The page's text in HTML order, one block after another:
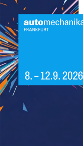
chilometri in 22
invernali su6.500
camion ha operato
tonnellate,
risultati hanno
“International
più prestigiosi del